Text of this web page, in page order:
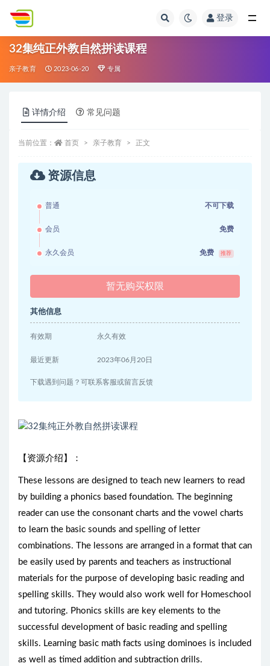
登录
32集纯正外教自然拼读课程
亲子教育 2023-06-20 专属
详情介绍 常见问题
当前位置： 首页 亲子教育 正文
资源信息
普通 不可下载
会员 免费
永久会员 免费 推荐
暂无购买权限
其他信息
有效期 永久有效
最近更新 2023年06月20日
下载遇到问题？可联系客服或留言反馈
【资源介绍】：
These lessons are designed to teach new learners to read
by building a phonics based foundation. The beginning
reader can use the consonant charts and the vowel charts
to learn the basic sounds and spelling of letter
combinations. The lessons are arranged in a format that can
be easily used by parents and teachers as instructional
materials for the purpose of developing basic reading and
spelling skills. They would also work well for Homeschool
and tutoring. Phonics skills are key elements to the
successful development of basic reading and spelling
skills. Learning basic math facts using dominoes is included
as well as timed addition and subtraction drills.